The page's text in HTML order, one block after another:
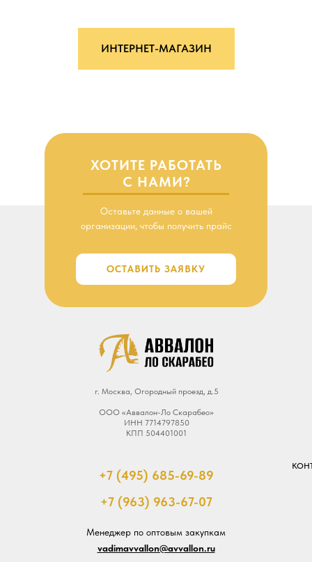
ИНТЕРНЕТ-МАГАЗИН
ХОТИТЕ РАБОТАТЬ
С НАМИ?
Оставьте данные о вашей
организации, чтобы получить прайс
ОСТАВИТЬ ЗАЯВКУ
г. Москва, Огородный проезд, д.5
ООО «Аввалон-Ло Скарабео»
ИНН 7714797850
КПП 504401001
+7 (495) 685-69-89
+7 (963) 963-67-07
Менеджер по оптовым закупкам
vadimavvallon@avvallon.ru